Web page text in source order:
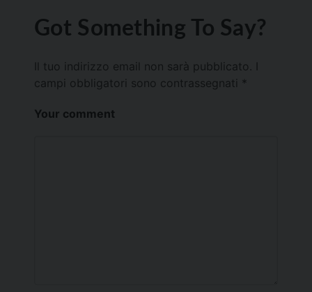
Got Something To Say?
Il tuo indirizzo email non sarà pubblicato.
campi obbligatori sono contrassegnati *
Your comment